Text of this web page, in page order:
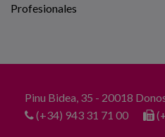
Profesionales
Pinu Bidea, 35 - 20018
(+34) 943 31 71 00